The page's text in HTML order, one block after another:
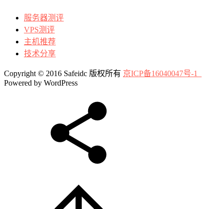
服务器测评
VPS测评
主机推荐
技术分享
Copyright © 2016 Safeidc 版权所有 京ICP备16040047号-1
Powered by WordPress